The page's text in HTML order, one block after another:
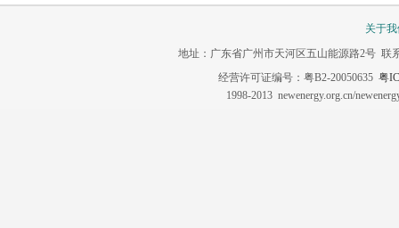
关于
地址：广东省广州市天河区五山能源路2号 联
经营许可证编号：粤B2-20050635 粤
1998-2013 newenergy.org.cn/